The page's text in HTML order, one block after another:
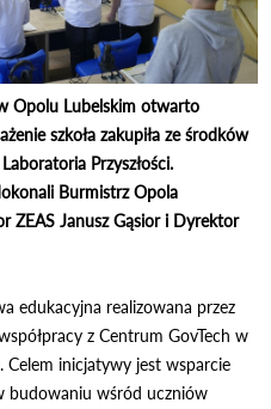
Opolu Lubelskim otwarto
szkoła zakupiła ze środków
Przyszłości.
Burmistrz Opola
ZEAS Janusz Gąsior i Dyrektor
edukacyjna realizowana przez
z Centrum GovTech w
Celem inicjatywy jest wsparcie
budowaniu wśród uczniów